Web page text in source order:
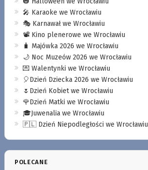
🎤 Karaoke we Wrocławiu
🎭 Karnawał we Wrocławiu
📽️ Kino plenerowe we Wrocławiu
🧳 Majówka 2026 we Wrocławiu
🌙 Noc Muzeów 2026 we Wrocławiu
💌 Walentynki we Wrocławiu
🎈Dzień Dziecka 2026 we Wrocławiu
🌷Dzień Kobiet we Wrocławiu
🌹Dzień Matki we Wrocławiu
🎓Juwenalia we Wrocławiu
🇵🇱 Dzień Niepodległości we Wrocławiu
POLECANE